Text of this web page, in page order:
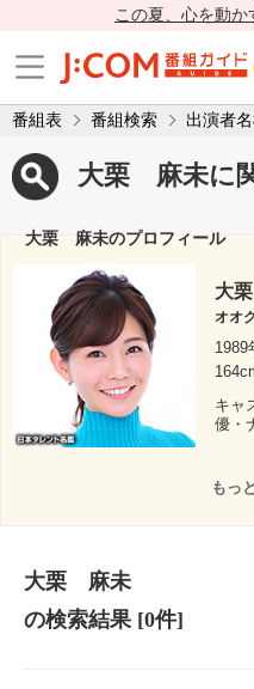
この夏、心を動か
番組表 番組検索 出演者
大栗 麻未に
大栗 麻未のプロフィール
大
オオ
1989
キャ
優・
もっ
大栗 麻未
の検索結果[0件]